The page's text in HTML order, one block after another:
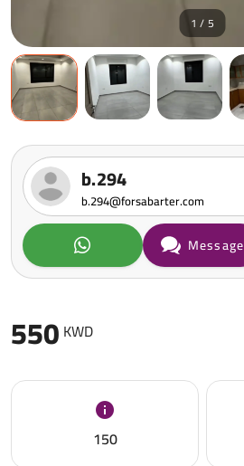
550 KWD
150
1 / 5
b.294
b.294@forsabarter.com
Message